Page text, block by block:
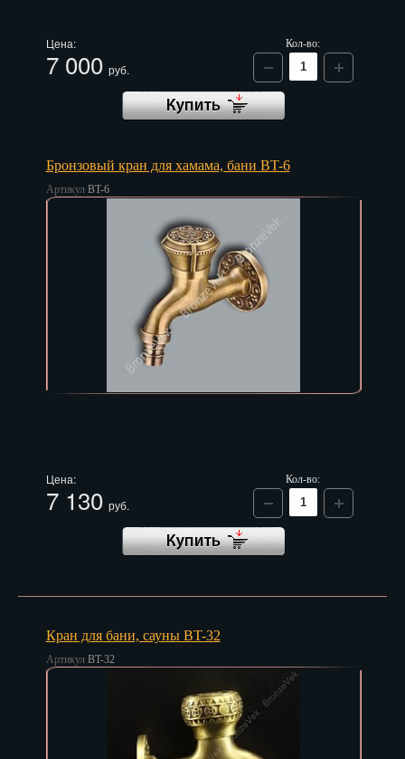
Цена:
7 000 руб.
Кол-во:
Бронзовый кран для хамама, бани BT-6
Артикул BT-6
Цена:
7 130 руб.
Кол-во:
Кран для бани, сауны BT-32
Артикул BT-32